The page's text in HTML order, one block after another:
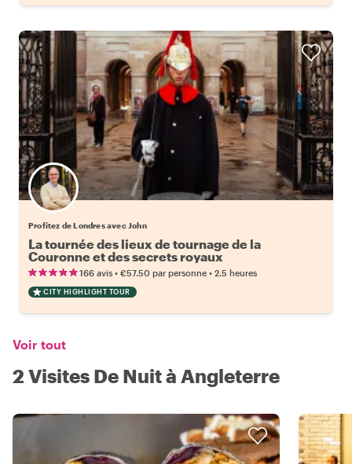
Profitez de Londres avec John
La tournée des lieux de tournage de la
Couronne et des secrets royaux
166 avis • €57.50 par personne • 2.5 heures
CITY HIGHLIGHT TOUR
Voir tout
2 Visites De Nuit à Angleterre